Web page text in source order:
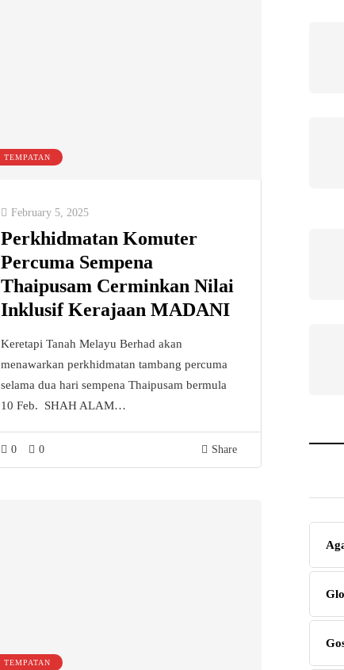
TEMPATAN
February 5, 2025
Perkhidmatan Komuter
Percuma Sempena
Thaipusam Cerminkan Nilai
Inklusif Kerajaan MADANI
Keretapi Tanah Melayu Berhad akan
menawarkan perkhidmatan tambang percuma
selama dua hari sempena Thaipusam bermula
10 Feb. SHAH ALAM…
0 0 Share
TEMPATAN